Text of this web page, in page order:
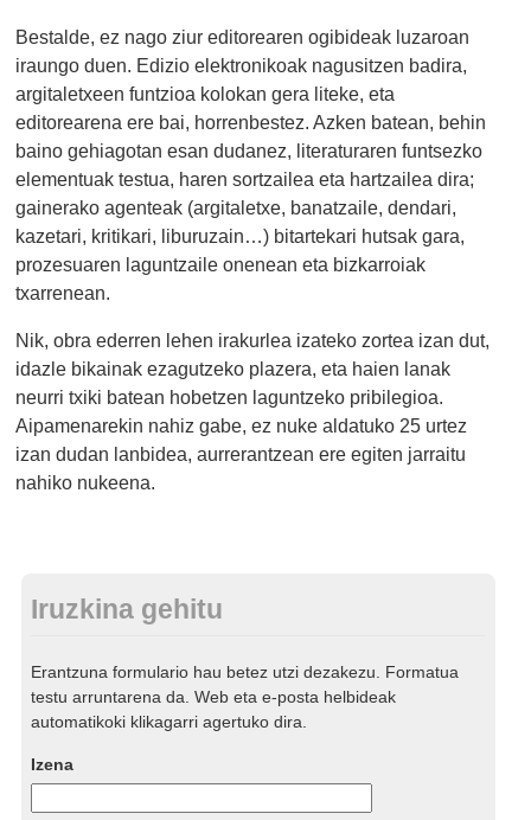
Bestalde, ez nago ziur editorearen ogibideak luzaroan
iraungo duen. Edizio elektronikoak nagusitzen badira,
argitaletxeen funtzioa kolokan gera liteke, eta
editorearena ere bai, horrenbestez. Azken batean, behin
baino gehiagotan esan dudanez, literaturaren funtsezko
elementuak testua, haren sortzailea eta hartzailea dira;
gainerako agenteak (argitaletxe, banatzaile, dendari,
kazetari, kritikari, liburuzain…) bitartekari hutsak gara,
prozesuaren laguntzaile onenean eta bizkarroiak
txarrenean.
Nik, obra ederren lehen irakurlea izateko zortea izan dut,
idazle bikainak ezagutzeko plazera, eta haien lanak
neurri txiki batean hobetzen laguntzeko pribilegioa.
Aipamenarekin nahiz gabe, ez nuke aldatuko 25 urtez
izan dudan lanbidea, aurrerantzean ere egiten jarraitu
nahiko nukeena.
Iruzkina gehitu
Erantzuna formulario hau betez utzi dezakezu. Formatua
testu arruntarena da. Web eta e-posta helbideak
automatikoki klikagarri agertuko dira.
Izena